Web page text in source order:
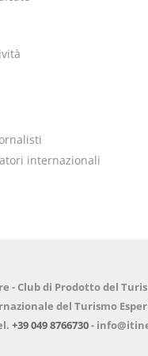
internazionali
- Club di Prodotto del
del Turismo
+39 049 8766730-